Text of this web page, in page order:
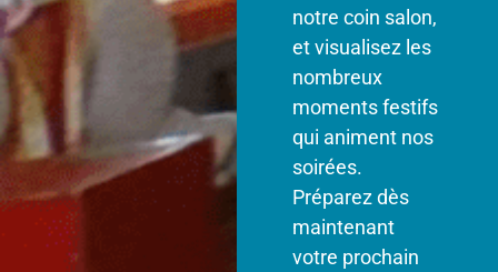
notre coin salon,
et visualisez les
nombreux
moments festifs
qui animent nos
soirées.
Préparez dès
maintenant
votre prochain